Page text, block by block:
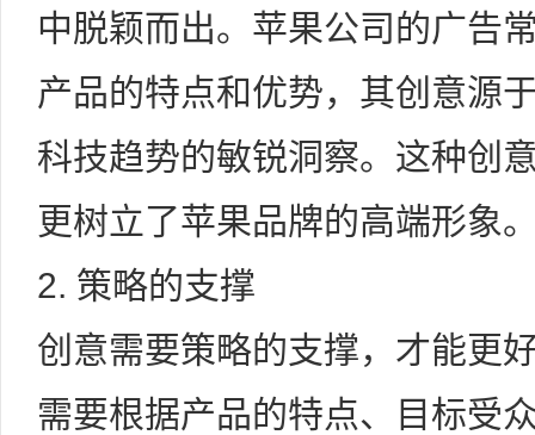
中脱颖而出。苹果公司的广告
产品的特点和优势，其创意源
科技趋势的敏锐洞察。这种创
更树立了苹果品牌的高端形象
2. 策略的支撑
创意需要策略的支撑，才能更
需要根据产品的特点、目标受